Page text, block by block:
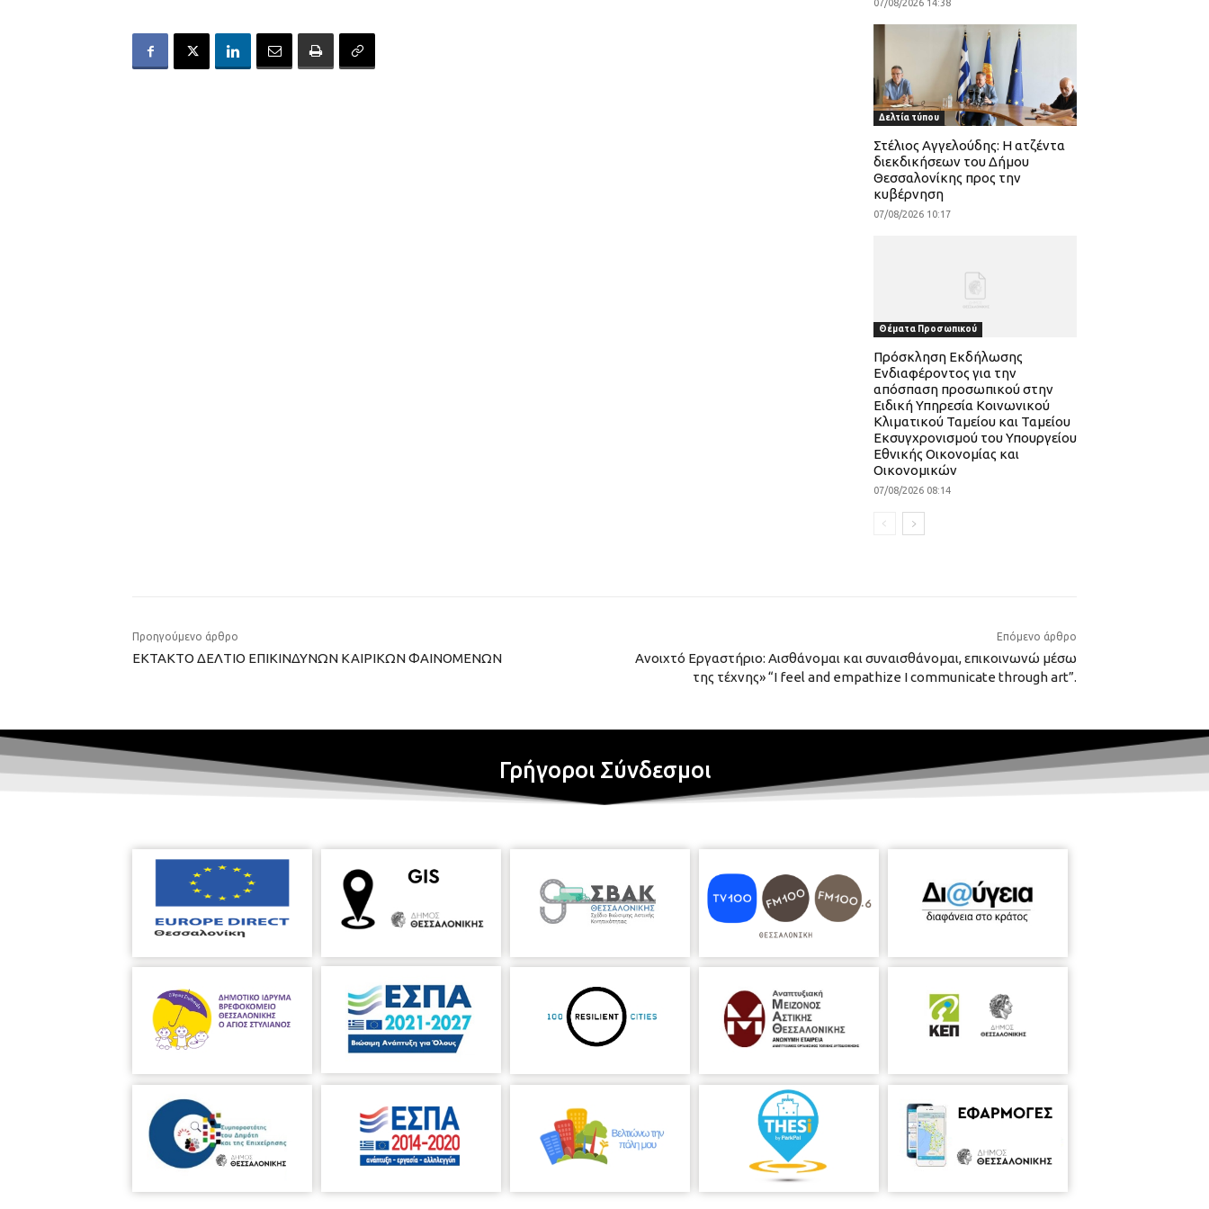
07/08/2026 14:38
Δελτία τύπου
Στέλιος Αγγελούδης: Η ατζέντα
διεκδικήσεων του Δήμου
Θεσσαλονίκης προς την
κυβέρνηση
07/08/2026 10:17
Θέματα Προσωπικού
Πρόσκληση Εκδήλωσης
Ενδιαφέροντος για την
απόσπαση προσωπικού στην
Ειδική Υπηρεσία Κοινωνικού
Κλιματικού Ταμείου και Ταμείου
Εκσυγχρονισμού του Υπουργείου
Εθνικής Οικονομίας και
Οικονομικών
07/08/2026 08:14
Προηγούμενο άρθρο
ΕΚΤΑΚΤΟ ΔΕΛΤΙΟ ΕΠΙΚΙΝΔΥΝΩΝ ΚΑΙΡΙΚΩΝ ΦΑΙΝΟΜΕΝΩΝ
Επόμενο άρθρο
Ανοιχτό Εργαστήριο: Αισθάνομαι και συναισθάνομαι, επικοινωνώ μέσω
της τέχνης» “I feel and empathize I communicate through art”.
Γρήγοροι Σύνδεσμοι